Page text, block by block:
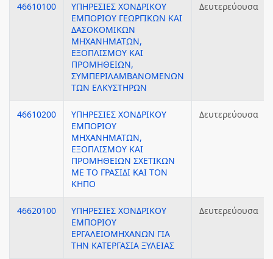
46610100
ΥΠΗΡΕΣΙΕΣ ΧΟΝΔΡΙΚΟΥ
ΕΜΠΟΡΙΟΥ ΓΕΩΡΓΙΚΩΝ ΚΑΙ
ΔΑΣΟΚΟΜΙΚΩΝ
ΜΗΧΑΝΗΜΑΤΩΝ,
ΕΞΟΠΛΙΣΜΟΥ ΚΑΙ
ΠΡΟΜΗΘΕΙΩΝ,
ΣΥΜΠΕΡΙΛΑΜΒΑΝΟΜΕΝΩΝ
ΤΩΝ ΕΛΚΥΣΤΗΡΩΝ
Δευτερεύουσα
46610200
ΥΠΗΡΕΣΙΕΣ ΧΟΝΔΡΙΚΟΥ
ΕΜΠΟΡΙΟΥ
ΜΗΧΑΝΗΜΑΤΩΝ,
ΕΞΟΠΛΙΣΜΟΥ ΚΑΙ
ΠΡΟΜΗΘΕΙΩΝ ΣΧΕΤΙΚΩΝ
ΜΕ ΤΟ ΓΡΑΣΙΔΙ ΚΑΙ ΤΟΝ
ΚΗΠΟ
Δευτερεύουσα
46620100
ΥΠΗΡΕΣΙΕΣ ΧΟΝΔΡΙΚΟΥ
ΕΜΠΟΡΙΟΥ
ΕΡΓΑΛΕΙΟΜΗΧΑΝΩΝ ΓΙΑ
ΤΗΝ ΚΑΤΕΡΓΑΣΙΑ ΞΥΛΕΙΑΣ
Δευτερεύουσα